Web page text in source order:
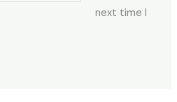
next time I